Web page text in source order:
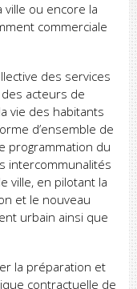
ville ou encore la
commerciale
des services
acteurs de
vie des habitants
d’ensemble de
programmation du
intercommunalités
ville, en pilotant la
et le nouveau
urbain ainsi que
la préparation et
contractuelle de